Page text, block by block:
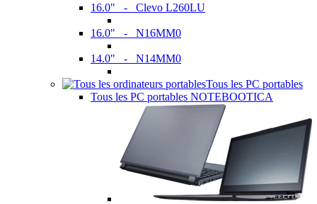
16.0" - Clevo L260LU
16.0" - N16MM0
14.0" - N14MM0
Tous les PC portables
Tous les PC portables NOTEBOOTICA